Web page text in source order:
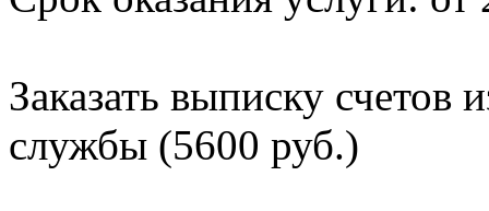
Заказать выписку счетов
службы (5600 руб.)